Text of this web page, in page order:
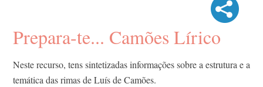
Prepara-te... Camões Lírico
Neste recurso, tens sintetizadas informações sobre a estrutura e a
temática das rimas de Luís de Camões.